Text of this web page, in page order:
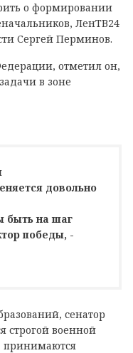
о формировании
ЛенТВ24
Сергей Перминов.
отметил он,
в зоне
довольно
быть на шаг
победы, -
сенатор
строгой военной
принимаются